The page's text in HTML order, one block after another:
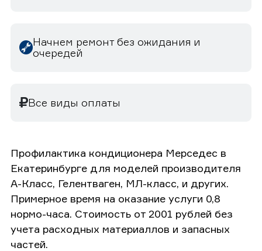
Начнем ремонт без ожидания и
очередей
Все виды оплаты
Профилактика кондиционера Мерседес в
Екатеринбурге для моделей производителя
А-Класс, Гелентваген, МЛ-класс, и других.
Примерное время на оказание услуги 0,8
нормо-часа. Стоимость от 2001 рублей без
учета расходных материаллов и запасных
частей.